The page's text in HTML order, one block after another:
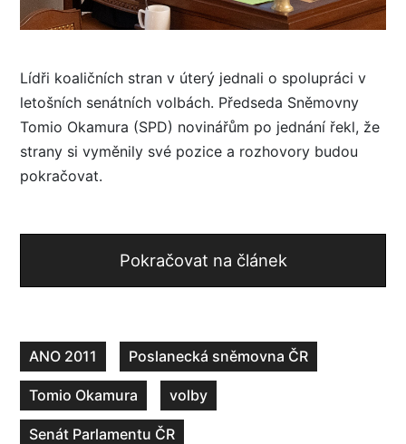
Lídři koaličních stran v úterý jednali o spolupráci v
letošních senátních volbách. Předseda Sněmovny
Tomio Okamura (SPD) novinářům po jednání řekl, že
strany si vyměnily své pozice a rozhovory budou
pokračovat.
Pokračovat na článek
ANO 2011 Poslanecká sněmovna ČR
Tomio Okamura volby
Senát Parlamentu ČR